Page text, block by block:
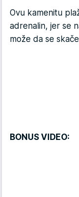
Ovu kamenitu
adrenalin, jer se
može da se
BONUS VIDEO: